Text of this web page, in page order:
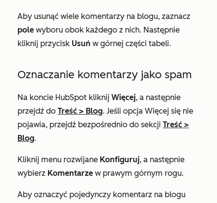
Aby usunąć wiele komentarzy na blogu, zaznacz
pole wyboru obok każdego z nich. Następnie
kliknij przycisk Usuń w górnej części tabeli.
Oznaczanie komentarzy jako spam
Na koncie HubSpot kliknij Więcej, a następnie
przejdź do Treść > Blog. Jeśli opcja Więcej się nie
pojawia, przejdź bezpośrednio do sekcji Treść >
Blog.
Kliknij menu rozwijane Konfiguruj, a następnie
wybierz Komentarze w prawym górnym rogu.
Aby oznaczyć pojedynczy komentarz na blogu